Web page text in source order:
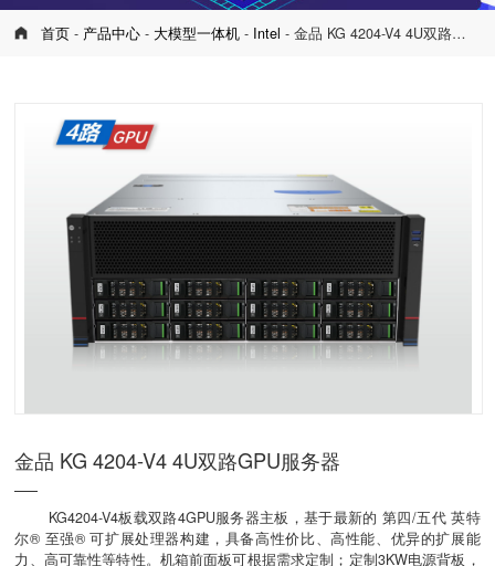
首页 - 产品中心 - 大模型一体机 - Intel - 金品 KG 4204-V4 4U双路
金品 KG 4204-V4 4U双路GPU服务器
KG4204-V4板载双路4GPU服务器主板，基于最新的 第四/五代 英特
尔® 至强® 可扩展处理器构建，具备高性价比、高性能、优异的扩展能
力、高可靠性等特性。机箱前面板可根据需求定制；定制3KW电源背板，